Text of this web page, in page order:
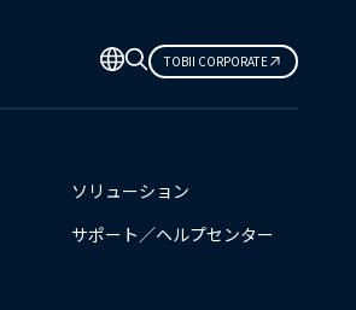
TOBII CORPORATE
ソリューション
サポート／ヘルプセンター